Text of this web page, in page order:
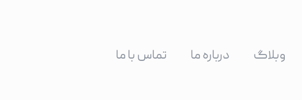
وبلاگ درباره ما تماس با ما